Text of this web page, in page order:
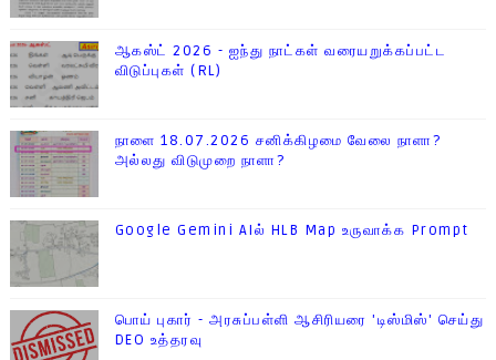
ஆகஸ்ட் 2026 - ஐந்து நாட்கள் வரையறுக்கப்பட்ட
விடுப்புகள் (RL)
நாளை 18.07.2026 சனிக்கிழமை வேலை நாளா?
அல்லது விடுமுறை நாளா?
Google Gemini AIல் HLB Map உருவாக்க Prompt
பொய் புகார் - அரசுப்பள்ளி ஆசிரியரை 'டிஸ்மிஸ்' செய்து
DEO உத்தரவு